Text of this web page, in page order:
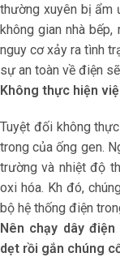
thường xuyên bị ẩm
không gian nhà bếp,
nguy cơ xảy ra tình
sự an toàn về điện
Không thực hiện
Tuyệt đối không
trong của ống gen.
trường và nhiệt độ
oxi hóa. Kh đó,
bộ hệ thống điện
Nên chạy dây
dẹt rồi gắn chúng